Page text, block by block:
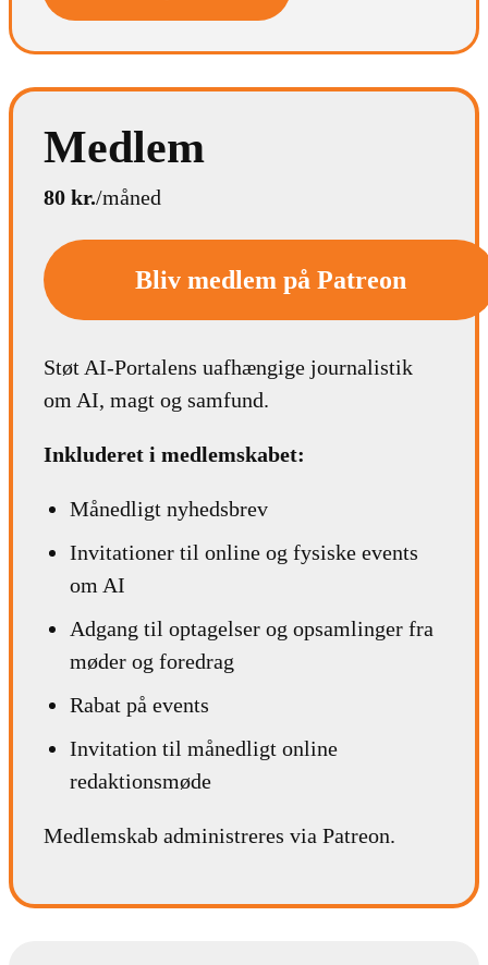
Medlem
80 kr./måned
Bliv medlem på Patreon
Støt AI-Portalens uafhængige journalistik
om AI, magt og samfund.
Inkluderet i medlemskabet:
Månedligt nyhedsbrev
Invitationer til online og fysiske events
om AI
Adgang til optagelser og opsamlinger fra
møder og foredrag
Rabat på events
Invitation til månedligt online
redaktionsmøde
Medlemskab administreres via Patreon.